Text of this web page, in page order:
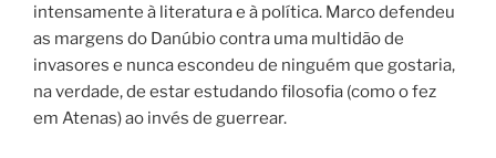
intensamente à literatura e à política. Marco defendeu
as margens do Danúbio contra uma multidão de
invasores e nunca escondeu de ninguém que gostaria,
na verdade, de estar estudando filosofia (como o fez
em Atenas) ao invés de guerrear.